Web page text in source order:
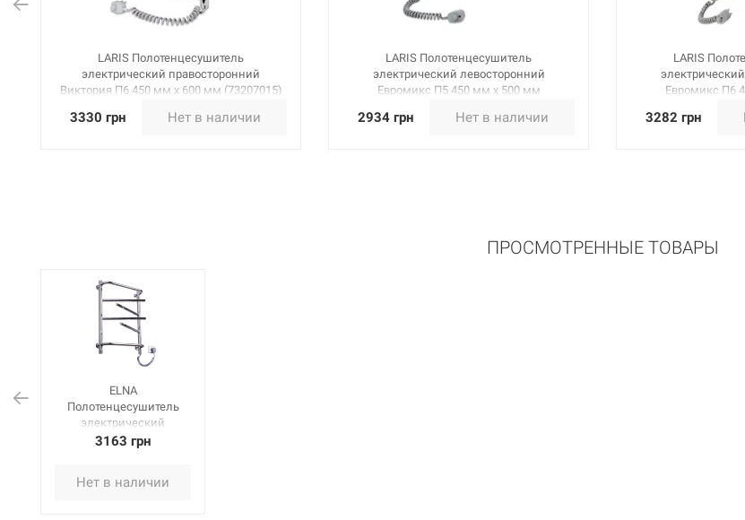
LARIS Полотенцесушитель
электрический правосторонний
Виктория П6 450 мм х 600 мм (73207015)
3330 грн Нет в наличии
LARIS Полотенцесушитель
электрический левосторонний
Евромикс П5 450 мм х 500 мм
2934 грн Нет в наличии
LARIS
Евромикс П6
3282 грн
ПРОСМОТРЕННЫЕ ТОВАРЫ
ELNA
Полотенцесушитель
электрический
правосторонний с ТР
сталь
3163 грн
Нет в наличии